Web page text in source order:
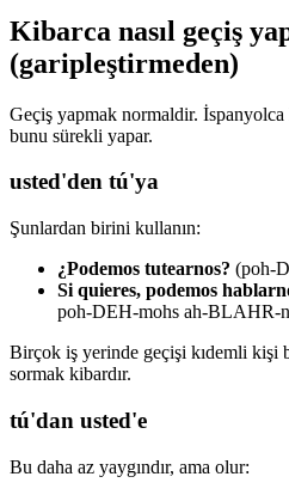
Kibarca nasıl geçiş
(garipleştirmeden)
Geçiş yapmak normaldir.
bunu sürekli yapar.
usted'den tú'ya
Şunlardan birini kullanın:
¿Podemos tutearnos? (poh-
Si quieres, podemos
poh-DEH-mohs ah-BLAHR-
Birçok iş yerinde geçişi kıdemli kişi
sormak kibardır.
tú'dan usted'e
Bu daha az yaygındır, ama olur: